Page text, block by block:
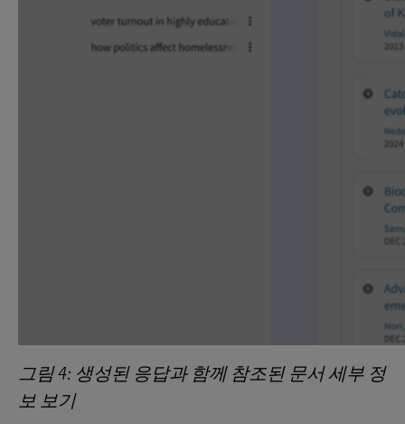
그림4: 생성된 응답과 함께 참조된 문서세부 정
보 보기